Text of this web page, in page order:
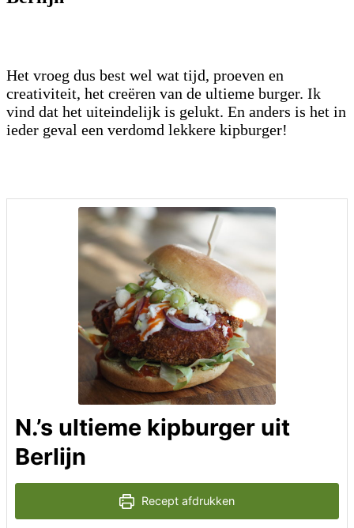
Het vroeg dus best wel wat tijd, proeven en
creativiteit, het creëren van de ultieme burger. Ik
vind dat het uiteindelijk is gelukt. En anders is het in
ieder geval een verdomd lekkere kipburger!
N.’s ultieme kipburger uit
Berlijn
Recept afdrukken